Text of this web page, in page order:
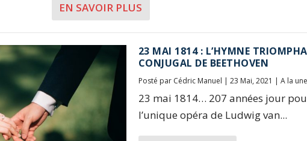
EN SAVOIR PLUS
23 MAI 1814 : L’HYMNE
CONJUGAL DE BEETHOVEN
Posté par Cédric Manuel | 23 Mai, 2021 | A la une
23 mai 1814… 207 années jour
l’unique opéra de Ludwig van...